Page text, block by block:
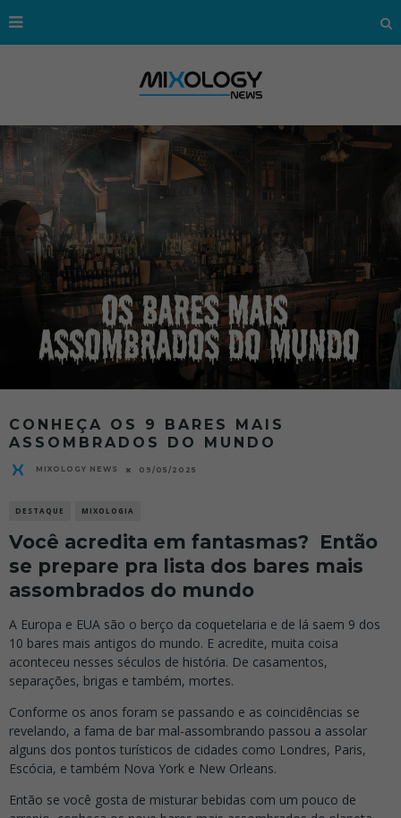
CONHEÇA OS 9 BARES MAIS
ASSOMBRADOS DO MUNDO
MIXOLOGY NEWS 09/05/2025
DESTAQUE MIXOLOGIA
Você acredita em fantasmas? Então
se prepare pra lista dos bares mais
assombrados do mundo
A Europa e EUA são o berço da coquetelaria e de lá saem 9 dos
10 bares mais antigos do mundo. E acredite, muita coisa
aconteceu nesses séculos de história. De casamentos,
separações, brigas e também, mortes.
Conforme os anos foram se passando e as coincidências se
revelando, a fama de bar mal-assombrando passou a assolar
alguns dos pontos turísticos de cidades como Londres, Paris,
Escócia, e também Nova York e New Orleans.
Então se você gosta de misturar bebidas com um pouco de